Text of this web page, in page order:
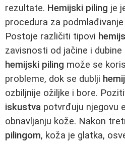
rezultate. Hemijski piling je
procedura za
Postoje različiti tipovi
zavisnosti od jačine i dubine
hemijski piling može se
probleme, dok se dublji
ozbiljnije ožiljke i bore.
iskustva potvrđuju njegovu
obnavljanju kože. Nakon
pilingom, koža je glatka,